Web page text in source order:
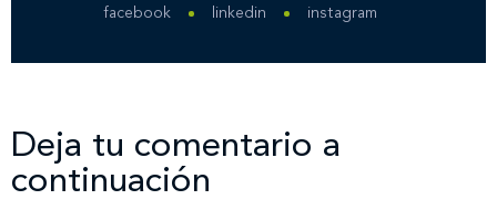
facebook linkedin instagram
Deja tu comentario a
continuación